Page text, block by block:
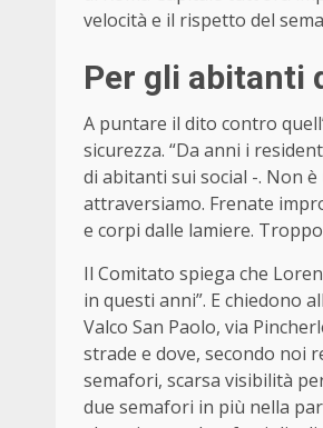
velocità e il rispetto del
Per gli abitanti
A puntare il dito contro
sicurezza. “Da anni i
di abitanti sui social -. Non
attraversiamo. Frenate
e corpi dalle lamiere.
Il Comitato spiega che
in questi anni”. E chiedono
Valco San Paolo, via
strade e dove, secondo noi
semafori, scarsa visibilità
due semafori in più nella